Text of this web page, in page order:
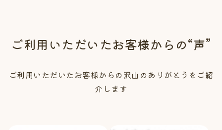
ご利用いただいたお客様からの“声”
ご利用いただいたお客様からの沢山のありがとうをご紹
介します